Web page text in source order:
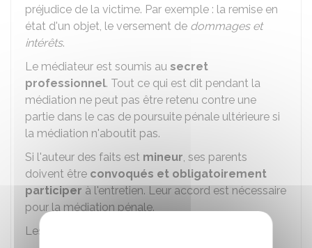
préjudice de la victime. Par exemple : la remise en
état d'un objet, le versement de dommages et
intérêts.
Le médiateur est soumis au secret
professionnel. Tout ce qui est dit pendant la
médiation ne peut pas être retenu contre une
partie dans le cas de poursuite pénale ultérieure si
la médiation n'aboutit pas.
Si l'auteur des faits est mineur, ses parents
doivent être convoqués et obligatoirement
participer à l'entretien. Leur accord est nécessaire
pour la médiation pénale.
Les parties peuvent être assistées d'un avocat.